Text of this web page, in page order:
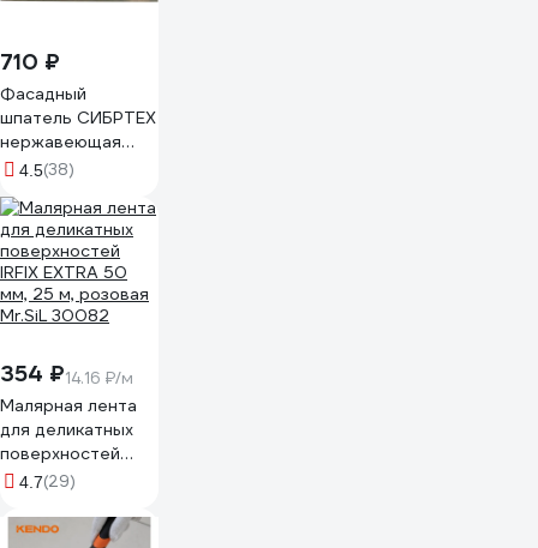
710 ₽
Фасадный
шпатель СИБРТЕХ
нержавеющая
сталь, 450 мм, 2-
ручка 85577
4.5(38)
354 ₽14.16 ₽/м
Малярная лента
для деликатных
поверхностей
IRFIX EXTRA 50
Mr.SiL 30082
4.7(29)